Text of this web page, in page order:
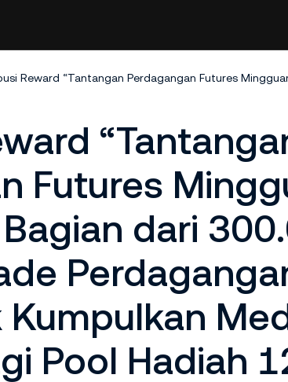
Futures
dari
Pool Hadiah